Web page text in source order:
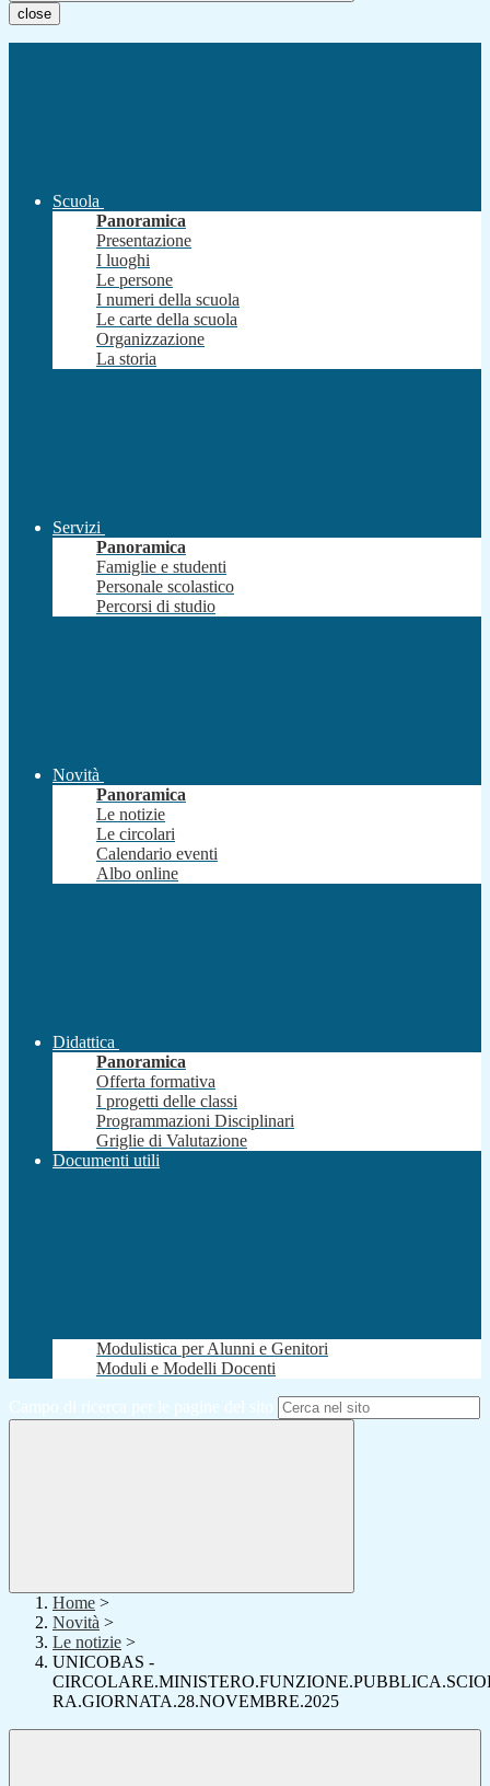
close
Scuola
Panoramica
Presentazione
I luoghi
Le persone
I numeri della scuola
Le carte della scuola
Organizzazione
La storia
Servizi
Panoramica
Famiglie e studenti
Personale scolastico
Percorsi di studio
Novità
Panoramica
Le notizie
Le circolari
Calendario eventi
Albo online
Didattica
Panoramica
Offerta formativa
I progetti delle classi
Programmazioni Disciplinari
Griglie di Valutazione
Documenti utili
Modulistica per Alunni e Genitori
Moduli e Modelli Docenti
Campo di ricerca per le pagine del sito
Home >
Novità >
Le notizie >
UNICOBAS -
RA.GIORNATA.28.NOVEMBRE.2025